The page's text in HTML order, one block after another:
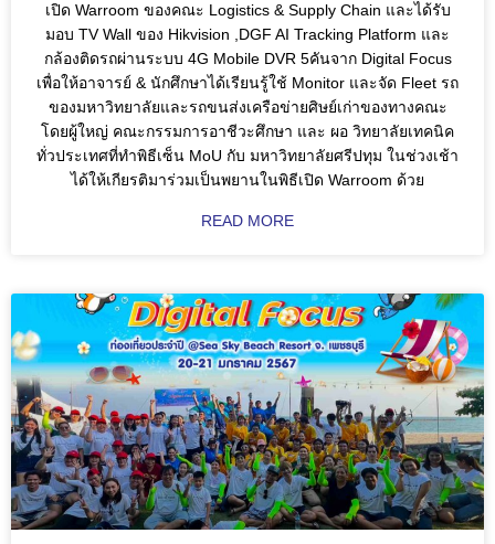
เปิด Warroom ของคณะ Logistics & Supply Chain และได้รับ
มอบ TV Wall ของ Hikvision ,DGF AI Tracking Platform และ
กล้องติดรถผ่านระบบ 4G Mobile DVR 5คันจาก Digital Focus
เพื่อให้อาจารย์ & นักศึกษาได้เรียนรู้ใช้ Monitor และจัด Fleet รถ
ของมหาวิทยาลัยและรถขนส่งเครือข่ายศิษย์เก่าของทางคณะ
โดยผู้ใหญ่ คณะกรรมการอาชีวะศึกษา และ ผอ วิทยาลัยเทคนิค
ทั่วประเทศที่ทำพิธีเซ็น MoU กับ มหาวิทยาลัยศรีปทุม ในช่วงเช้า
ได้ให้เกียรติมาร่วมเป็นพยานในพิธีเปิด Warroom ด้วย
READ MORE